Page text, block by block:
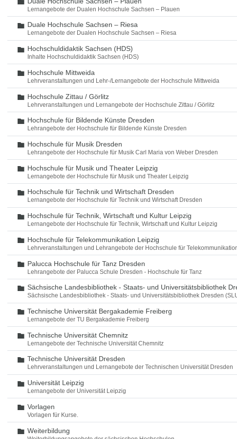
Lernangebote der Dualen Hochschule Sachsen – Plauen
Ordner
Duale Hochschule Sachsen – Riesa
Lernangebote der Dualen Hochschule Sachsen – Riesa
Ordner
Hochschuldidaktik Sachsen (HDS)
Inhalte Hochschuldidaktik Sachsen (HDS)
Ordner
Hochschule Mittweida
Lehrveranstaltungen und Lehr-/Lernangebote der Hochschule Mittweida
Ordner
Hochschule Zittau / Görlitz
Lehrveranstaltungen und Lernangebote der Hochschule Zittau / Görlitz
Ordner
Hochschule für Bildende Künste Dresden
Lehrangebote der Hochschule für Bildende Künste Dresden
Ordner
Hochschule für Musik Dresden
Lehrangebote der Hochschule für Musik Carl Maria von Weber Dresden
Ordner
Hochschule für Musik und Theater Leipzig
Lernangebote der Hochschule für Musik und Theater Leipzig
Ordner
Hochschule für Technik und Wirtschaft Dresden
Lernangebote der Hochschule für Technik und Wirtschaft Dresden
Ordner
Hochschule für Technik, Wirtschaft und Kultur Leipzig
Lernangebote der Hochschule für Technik, Wirtschaft und Kultur Leipzig
Ordner
Hochschule für Telekommunikation Leipzig
Lehrveranstaltungen und Lehrangebote der Hochschule für
Ordner
Palucca Hochschule für Tanz Dresden
Lehrangebote der Palucca Schule Dresden - Hochschule für Tanz
Ordner
Sächsische Landesbibliothek - Staats- und Universitätsbibliothek
Sächsische Landesbibliothek - Staats- und Universitätsbibliothek Dresden
Ordner
Technische Universität Bergakademie Freiberg
Lernangebote der TU Bergakademie Freiberg
Ordner
Technische Universität Chemnitz
Lernangebote der Technische Universität Chemnitz
Ordner
Technische Universität Dresden
Lehrveranstaltungen und Lernangebote der Technischen Universität Dresden
Ordner
Universität Leipzig
Lernangebote der Universität Leipzig
Ordner
Vorlagen
Vorlagen für Kurse.
Ordner
Weiterbildung